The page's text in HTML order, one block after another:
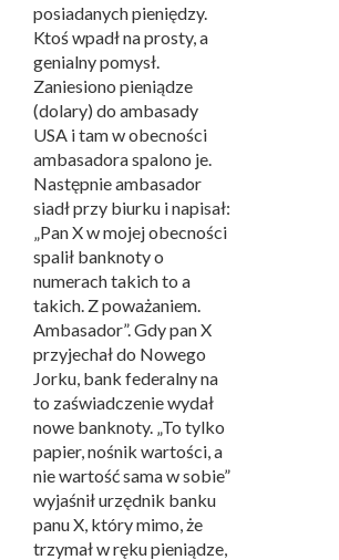
posiadanych pieniędzy.
Ktoś wpadł na prosty, a
genialny pomysł.
Zaniesiono pieniądze
(dolary) do ambasady
USA i tam w obecności
ambasadora spalono je.
Następnie ambasador
siadł przy biurku i napisał:
„Pan X w mojej obecności
spalił banknoty o
numerach takich to a
takich. Z poważaniem.
Ambasador”. Gdy pan X
przyjechał do Nowego
Jorku, bank federalny na
to zaświadczenie wydał
nowe banknoty. „To tylko
papier, nośnik wartości, a
nie wartość sama w sobie”
wyjaśnił urzędnik banku
panu X, który mimo, że
trzymał w ręku pieniądze,